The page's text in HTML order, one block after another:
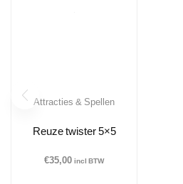
Attracties & Spellen
Reuze twister 5×5
€35,00 incl BTW